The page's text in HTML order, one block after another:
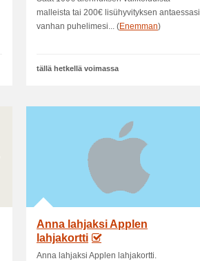
malleista tai 200€ lisühyvityksen antaessasi
vanhan puhelimesi... (Enemman)
tällä hetkellä voimassa
Anna lahjaksi Applen
lahjakortti
Anna lahjaksi Applen lahjakortti.